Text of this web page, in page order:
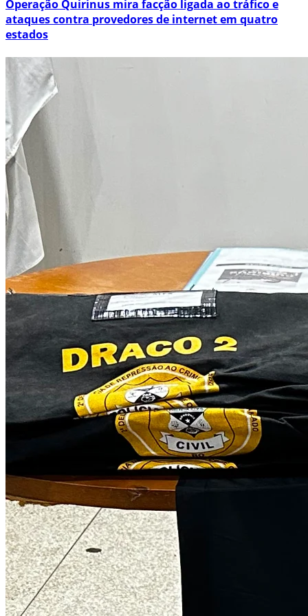
Operação Quirinus mira facção ligada ao tráfico e
ataques contra provedores de internet em quatro
estados